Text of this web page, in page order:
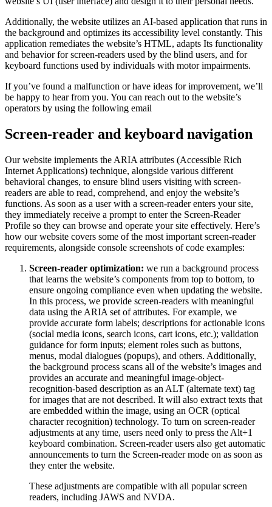
Additionally, the website utilizes an AI-based application that runs in
the background and optimizes its accessibility level constantly. This
application remediates the website’s HTML, adapts Its functionality
and behavior for screen-readers used by the blind users, and for
keyboard functions used by individuals with motor impairments.
If you’ve found a malfunction or have ideas for improvement, we’ll
be happy to hear from you. You can reach out to the website’s
operators by using the following email
Screen-reader and keyboard navigation
Our website implements the ARIA attributes (Accessible Rich
Internet Applications) technique, alongside various different
behavioral changes, to ensure blind users visiting with screen-
readers are able to read, comprehend, and enjoy the website’s
functions. As soon as a user with a screen-reader enters your site,
they immediately receive a prompt to enter the Screen-Reader
Profile so they can browse and operate your site effectively. Here’s
how our website covers some of the most important screen-reader
requirements, alongside console screenshots of code examples:
Screen-reader optimization: we run a background process
that learns the website’s components from top to bottom, to
ensure ongoing compliance even when updating the website.
In this process, we provide screen-readers with meaningful
data using the ARIA set of attributes. For example, we
provide accurate form labels; descriptions for actionable icons
(social media icons, search icons, cart icons, etc.); validation
guidance for form inputs; element roles such as buttons,
menus, modal dialogues (popups), and others. Additionally,
the background process scans all of the website’s images and
provides an accurate and meaningful image-object-
recognition-based description as an ALT (alternate text) tag
for images that are not described. It will also extract texts that
are embedded within the image, using an OCR (optical
character recognition) technology. To turn on screen-reader
adjustments at any time, users need only to press the Alt+1
keyboard combination. Screen-reader users also get automatic
announcements to turn the Screen-reader mode on as soon as
they enter the website.
These adjustments are compatible with all popular screen
readers, including JAWS and NVDA.